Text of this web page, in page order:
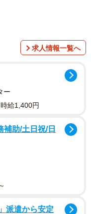
な言葉をかけられた
思いを吐露。数千件の
ます。高橋さんに話
地元で開催された小さ
られたそうで、高橋
よ！』と、初対面な
いう印象でした」と
求人情報一覧へ
ー
給1,400円
助/土日祝/日
派遣から安定